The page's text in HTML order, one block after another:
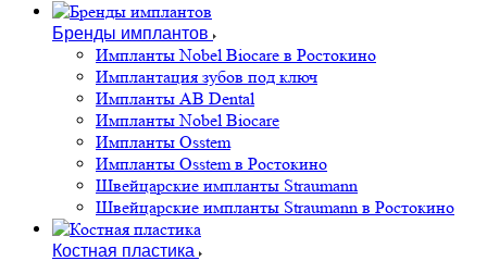
Бренды имплантов
Импланты Nobel Biocare в Ростокино
Имплантация зубов под ключ
Импланты AB Dental
Импланты Nobel Biocare
Импланты Osstem
Импланты Osstem в Ростокино
Швейцарские импланты Straumann
Швейцарские импланты Straumann в Ростокино
Костная пластика